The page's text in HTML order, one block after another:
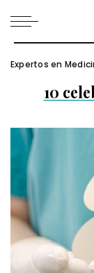
Expertos en
10